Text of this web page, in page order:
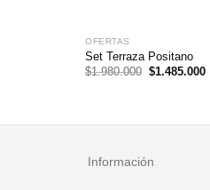
OFERTAS
Set Terraza Positano
$1.980.000 El
$1.485.000El
Información